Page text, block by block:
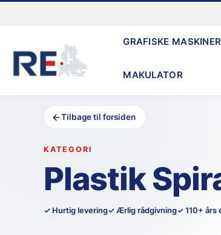
indholdet
GRAFISKE MASKINER
MAKULATOR
Tilbage til forsiden
KATEGORI
Plastik
✓ Hurtig levering✓ Ærlig rådgivning✓ 110+ års